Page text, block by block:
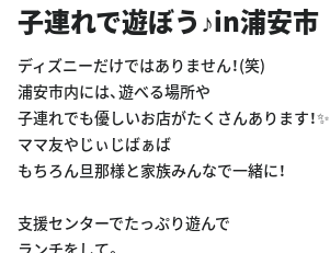
子連れで遊ぼう♪in浦安市
ディズニーだけではありません！(笑)
浦安市内には、遊べる場所や
子連れでも優しいお店がたくさんあります！✨
ママ友やじぃじばぁば
もちろん旦那様と家族みんなで一緒に！
支援センターでたっぷり遊んで
ランチをして。